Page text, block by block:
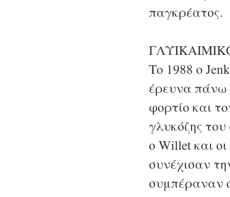
παγκρέατος.
Το 1988 ο
έρευνα πάνω
φορτίο και
γλυκόζης
ο Willet και
συνέχισαν
συμπέραναν